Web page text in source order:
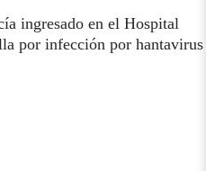
ingresado en el Hospital
por infección por hantavirus